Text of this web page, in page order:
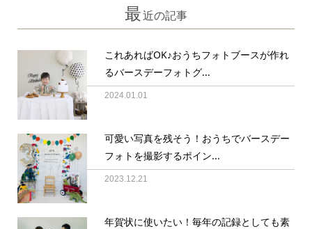
最近の記事
これあればOK♪おうちフォトブースが作れ
るバースデーフォトグ...
2024.01.01
可愛い写真を残そう！おうちでバースデー
フォトを撮影するポイン...
2023.12.21
年賀状に使いたい！毎年の記録としても素